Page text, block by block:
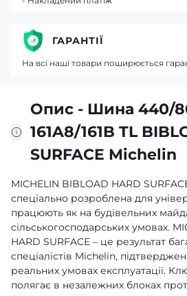
Опис - Шина 440/
161A8/161B TL
SURFACE Michelin
MICHELIN BIBLOAD HARD
спеціально розроблена для
працюють як на будівельних
сільськогосподарських умовах.
HARD SURFACE – це результат
спеціалістів Michelin,
реальних умовах експлуатації.
полягає в незалежних блоках
ГАРАНТІЇ
На всі наші товари поширюється